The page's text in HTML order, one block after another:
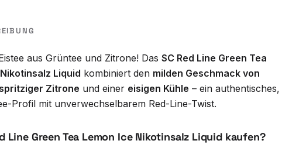
aus Grüntee und Zitrone! Das SC Red Line Green Tea
Liquid kombiniert den milden Geschmack von
spritziger Zitrone und einer eisigen Kühle – ein authentisches,
Profil mit unverwechselbarem Red-Line-Twist.
Line Green Tea Lemon Ice Nikotinsalz Liquid kaufen?